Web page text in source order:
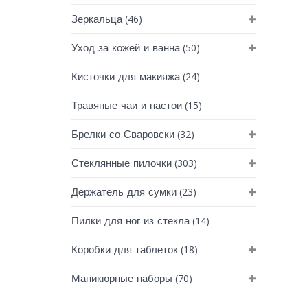
Зеркальца (46)
Уход за кожей и ванна (50)
Кисточки для макияжа (24)
Травяные чаи и настои (15)
Брелки со Сваровски (32)
Стеклянные пилочки (303)
Держатель для сумки (23)
Пилки для ног из стекла (14)
Коробки для таблеток (18)
Маникюрные наборы (70)